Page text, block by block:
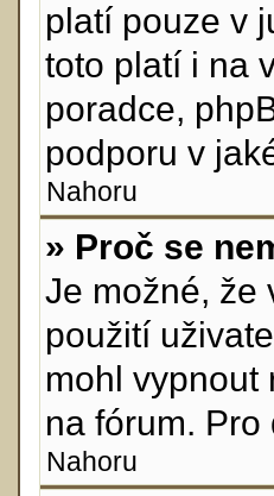
platí pouze v
toto platí i na
poradce,
podporu v
Nahoru
» Proč se
Je možné, že
použití
mohl vypnout
na fórum.
Nahoru